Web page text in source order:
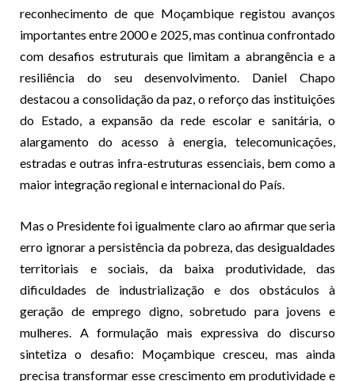
reconhecimento de que Moçambique registou avanços
importantes entre 2000 e 2025, mas continua confrontado
com desafios estruturais que limitam a abrangência e a
resiliência do seu desenvolvimento. Daniel Chapo
destacou a consolidação da paz, o reforço das instituições
do Estado, a expansão da rede escolar e sanitária, o
alargamento do acesso à energia, telecomunicações,
estradas e outras infra-estruturas essenciais, bem como a
maior integração regional e internacional do País.
Mas o Presidente foi igualmente claro ao afirmar que seria
erro ignorar a persistência da pobreza, das desigualdades
territoriais e sociais, da baixa produtividade, das
dificuldades de industrialização e dos obstáculos à
geração de emprego digno, sobretudo para jovens e
mulheres. A formulação mais expressiva do discurso
sintetiza o desafio: Moçambique cresceu, mas ainda
precisa transformar esse crescimento em produtividade e